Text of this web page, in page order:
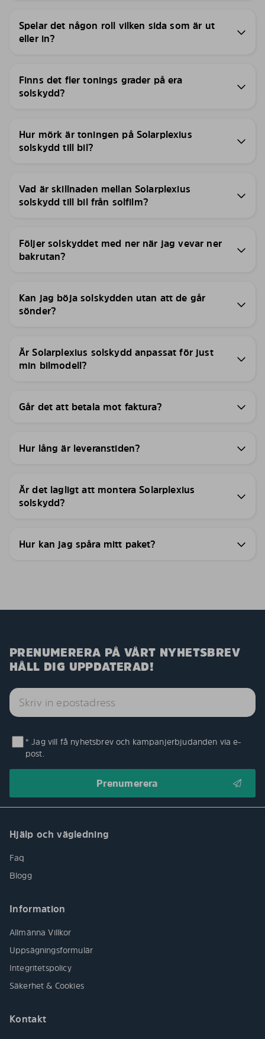
Spelar det någon roll vilken sida som är ut
eller in?
Finns det fler tonings grader på era
solskydd?
Hur mörk är toningen på Solarplexius
solskydd till bil?
Vad är skillnaden mellan Solarplexius
solskydd till bil från solfilm?
Följer solskyddet med ner när jag vevar ner
bakrutan?
Kan jag böja solskydden utan att de går
sönder?
Är Solarplexius solskydd anpassat för just
min bilmodell?
Går det att betala mot faktura?
Hur lång är leveranstiden?
Är det lagligt att montera Solarplexius
solskydd?
Hur kan jag spåra mitt paket?
PRENUMERERA PÅ VÅRT NYHETSBREV
HÅLL DIG UPPDATERAD!
* Jag vill få nyhetsbrev och kampanjerbjudanden via e-
post.
Hjälp och vägledning
Faq
Blogg
Information
Allmänna Villkor
Uppsägningsformulär
Integritetspolicy
Säkerhet & Cookies
Kontakt